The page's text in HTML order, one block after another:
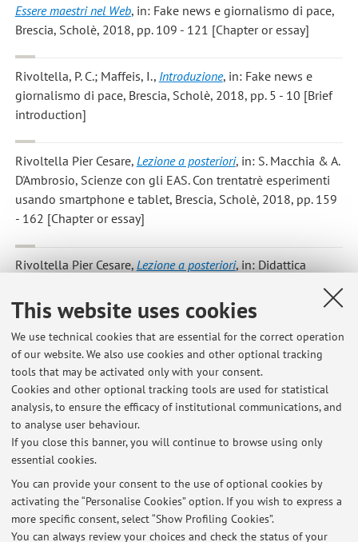
This website uses cookies
We use technical cookies that are essential for the correct operation
of our website. We also use cookies and other optional tracking
tools that may be activated only with your consent.
Cookies and other optional tracking tools are used for statistical
analysis, to ensure the efficacy of institutional communications, and
to analyse user behaviour.
If you close this banner, you will continue to browse using only
essential cookies.
You can provide your consent to the use of optional cookies by
activating the “Personalise Cookies” option. If you wish to express a
more specific consent, select “Show Profiling Cookies”.
You can always review your choices and check the status of your
Essere maestri nel Web, in: Fake news e giornalismo di pace,
Brescia, Scholè, 2018, pp. 109 - 121 [Chapter or essay]
Rivoltella, P. C.; Maffeis, I., Introduzione, in: Fake news e
giornalismo di pace, Brescia, Scholè, 2018, pp. 5 - 10 [Brief
introduction]
Rivoltella Pier Cesare, Lezione a posteriori, in: S. Macchia & A.
D'Ambrosio, Scienze con gli EAS. Con trentatrè esperimenti
usando smartphone e tablet, Brescia, Scholè, 2018, pp. 159
- 162 [Chapter or essay]
Rivoltella Pier Cesare, Lezione a posteriori, in: Didattica
interculturale con gli EAS. L'aula come spazio narrativo di
inclusione, Brescia, Scholè, 2018, pp. 213 - 217 [Chapter or
essay]
1 2 3 4 5
Publications prior to 2004
Latest news